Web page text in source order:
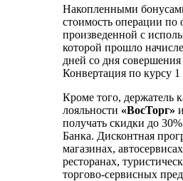
Накопленными
стоимость операции по
произведенной с
которой прошло
дней со дня
Конвертация по курсу
Кроме того, держатель
лояльности «ВосТорг»
получать скидки до
Банка. Дисконтная
магазинах,
ресторанах,
торгово-сервисных